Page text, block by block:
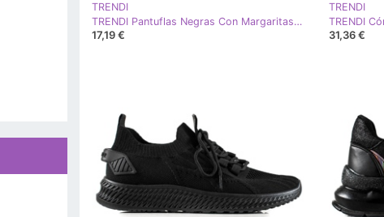
TRENDI
TRENDI Pantuflas Negras Con Margaritas negro
17,19 €
TRENDI
31,36 €